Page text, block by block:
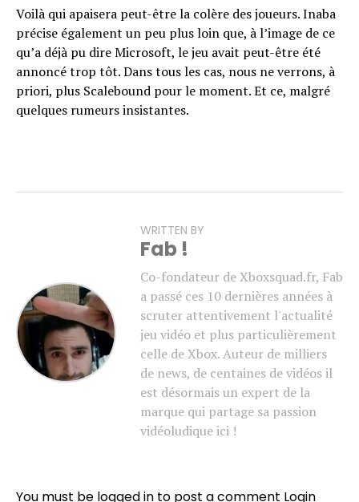
Voilà qui apaisera peut-être la colère des joueurs. Inaba
précise également un peu plus loin que, à l’image de ce
qu’a déjà pu dire Microsoft, le jeu avait peut-être été
annoncé trop tôt. Dans tous les cas, nous ne verrons, à
priori, plus Scalebound pour le moment. Et ce, malgré
quelques rumeurs insistantes.
WRITTEN BY
Fab !
Co-fondateur de Xboxsquad.fr, Fab
a passé ces 10 dernières années à
scruter attentivement l'actualité
jeu vidéo et plus particulièrement
celle de Xbox. Auteur de milliers
de news, de centaines de vidéos il
est désormais un expert de la
marque qui partage sa passion
vidéoludique ici !
You must be logged in to post a comment Login